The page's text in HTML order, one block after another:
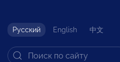
Русский English 中文